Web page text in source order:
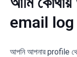
email log
আপনি আপনার profile